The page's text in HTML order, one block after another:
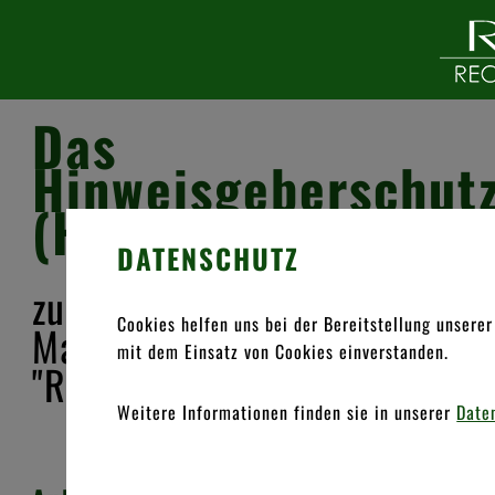
Das
(HinSchG)
zum Compliance-
Management-System
"Recht im Betrieb"
DATENSCHUTZ
Cookies helfen uns bei der Bereitstellung
mit dem Einsatz von Cookies einverstanden.
Weitere Informationen finden sie in unserer